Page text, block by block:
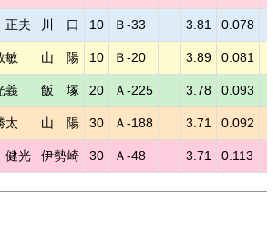
夫 川 口 10 Ｂ-33 3.81 0.078
敏 山 陽 10 Ｂ-20 3.89 0.081
義 飯 塚 20 Ａ-225 3.78 0.093
太 山 陽 30 Ａ-188 3.71 0.092
光 伊勢崎 30 Ａ-48 3.71 0.113